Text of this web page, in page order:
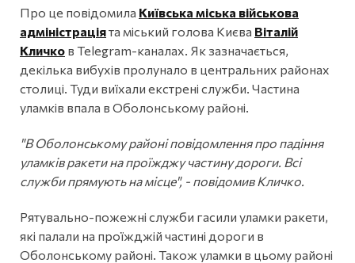
Про це повідомила Київська міська військова
адміністраціята міський голова Києва Віталій
Кличко в Telegram-каналах. Як зазначається,
декілька вибухів пролунало в центральних районах
столиці. Туди виїхали екстрені служби. Частина
уламків впала в Оболонському районі.
"В Оболонському районі повідомлення про падіння
уламків ракети на проїжджу частину дороги. Всі
служби прямують на місце", - повідомив Кличко.
Рятувально-пожежні служби гасили уламки ракети,
які палали на проїжджій частині дороги в
Оболонському районі. Також уламки в цьому районі